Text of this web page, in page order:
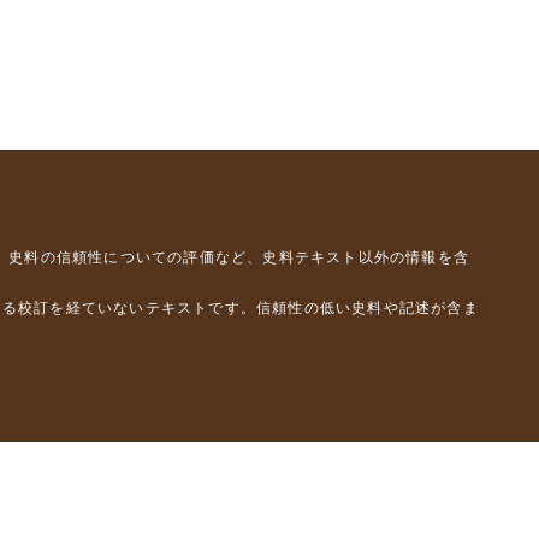
料の信頼性についての評価など、史料テキスト以外の情報を含
校訂を経ていないテキストです。信頼性の低い史料や記述が含ま